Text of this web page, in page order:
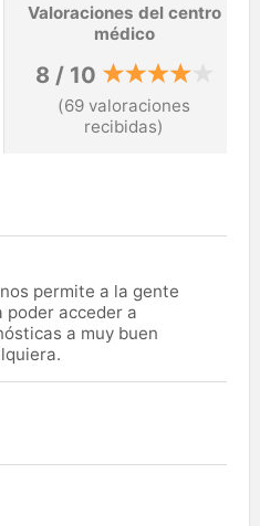
Valoraciones del centro
médico
8 / 10
(69 valoraciones
recibidas)
permite a la gente
poder acceder a
a muy buen